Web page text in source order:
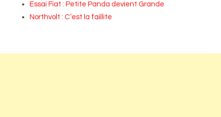
Essai Fiat : Petite Panda devient Grande
Northvolt : C’est la faillite